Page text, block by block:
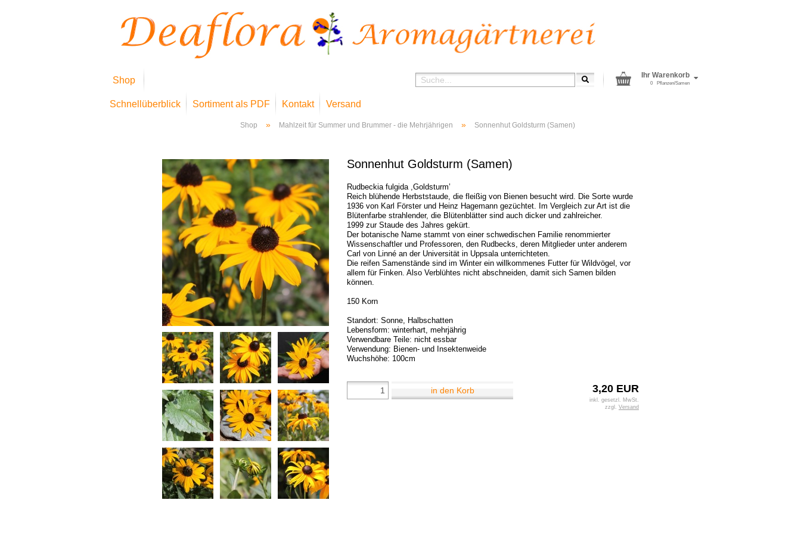
Shop
Schnellüberblick Sortiment als PDF Kontakt Versand
Ihr Warenkorb
Pflanzen/Samen
0
Shop » Mahlzeit für Summer und Brummer - die Mehrjährigen » Sonnenhut Goldsturm (Samen)
Sonnenhut Goldsturm (Samen)
Rudbeckia fulgida ,Goldsturm’
Reich blühende Herbststaude, die fleißig von Bienen besucht wird. Die Sorte wurde
1936 von Karl Förster und Heinz Hagemann gezüchtet. Im Vergleich zur Art ist die
Blütenfarbe strahlender, die Blütenblätter sind auch dicker und zahlreicher.
1999 zur Staude des Jahres gekürt.
Der botanische Name stammt von einer schwedischen Familie renommierter
Wissenschaftler und Professoren, den Rudbecks, deren Mitglieder unter anderem
Carl von Linné an der Universität in Uppsala unterrichteten.
Die reifen Samenstände sind im Winter ein willkommenes Futter für Wildvögel, vor
allem für Finken. Also Verblühtes nicht abschneiden, damit sich Samen bilden
können.
150 Korn
Standort: Sonne, Halbschatten
Lebensform: winterhart, mehrjährig
Verwendbare Teile: nicht essbar
Verwendung: Bienen- und Insektenweide
Wuchshöhe: 100cm
3,20 EUR
inkl. gesetzl. MwSt.
zzgl. Versand
in den Korb